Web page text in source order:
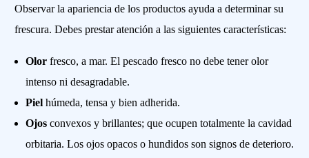
Observar la apariencia de los productos ayuda a determinar su
frescura. Debes prestar atención a las siguientes características:
Olor fresco, a mar. El pescado fresco no debe tener olor
intenso ni desagradable.
Piel húmeda, tensa y bien adherida.
Ojos convexos y brillantes; que ocupen totalmente la cavidad
orbitaria. Los ojos opacos o hundidos son signos de deterioro.